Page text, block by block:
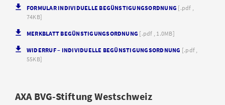
FORMULAR INDIVIDUELLE BEGÜNSTIGUNGSORDNUNG [.pdf ,
74KB]
MERKBLATT BEGÜNSTIGUNGSORDNUNG [.pdf , 1.0MB]
WIDERRUF – INDIVIDUELLE BEGÜNSTIGUNGSORDNUNG [.pdf ,
55KB]
AXA BVG-Stiftung Westschweiz